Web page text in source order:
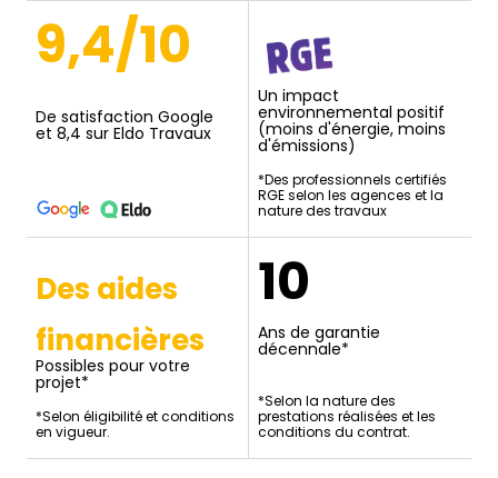
9,4/10
De satisfaction Google
et 8,4 sur Eldo Travaux
Un impact
environnemental positif
(moins d'énergie, moins
d'émissions)
*Des professionnels certifiés
RGE selon les agences et la
nature des travaux
Des aides
financières
Possibles pour votre
projet*
*Selon éligibilité et conditions
en vigueur.
10
Ans de garantie
décennale*
*Selon la nature des
prestations réalisées et les
conditions du contrat.